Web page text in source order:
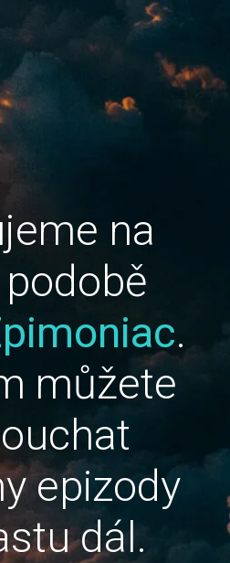
na
.
můžete
epizody
dál.